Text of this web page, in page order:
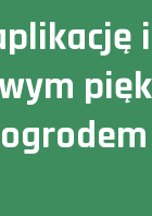
ogrodem